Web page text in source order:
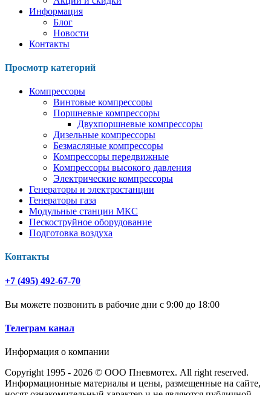
Информация
Блог
Новости
Контакты
Просмотр категорий
Компрессоры
Винтовые компрессоры
Поршневые компрессоры
Двухпоршневые компрессоры
Дизельные компрессоры
Безмасляные компрессоры
Компрессоры передвижные
Компрессоры высокого давления
Электрические компрессоры
Генераторы и электростанции
Генераторы газа
Модульные станции МКС
Пескоструйное оборудование
Подготовка воздуха
Контакты
+7 (495) 492-67-70
Вы можете позвонить в рабочие дни с 9:00 до 18:00
Телеграм канал
Информация о компании
Copyright 1995 - 2026 © ООО Пневмотех. All right reserved.
Информационные материалы и цены, размещенные на сайте,